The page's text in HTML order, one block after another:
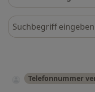
Bewertungen
Telefonnummer